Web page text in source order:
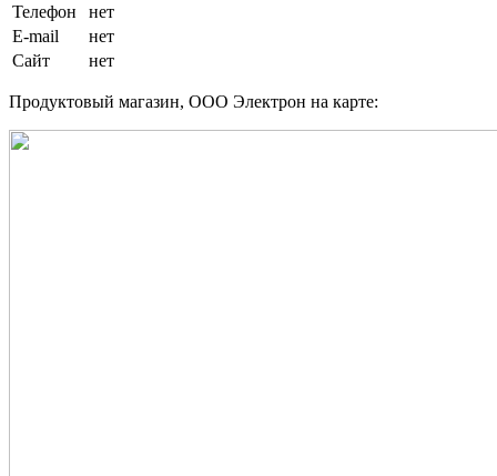
Телефон
нет
E-mail
нет
Сайт
нет
Продуктовый магазин, ООО Электрон на карте: